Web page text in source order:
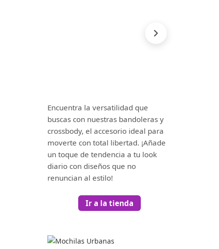
Encuentra la versatilidad que
buscas con nuestras bandoleras y
crossbody, el accesorio ideal para
moverte con total libertad. ¡Añade
un toque de tendencia a tu look
diario con diseños que no
renuncian al estilo!
Ir a la tienda